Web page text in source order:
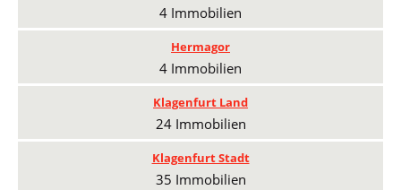
4 Immobilien
Hermagor
4 Immobilien
Klagenfurt Land
24 Immobilien
Klagenfurt Stadt
35 Immobilien